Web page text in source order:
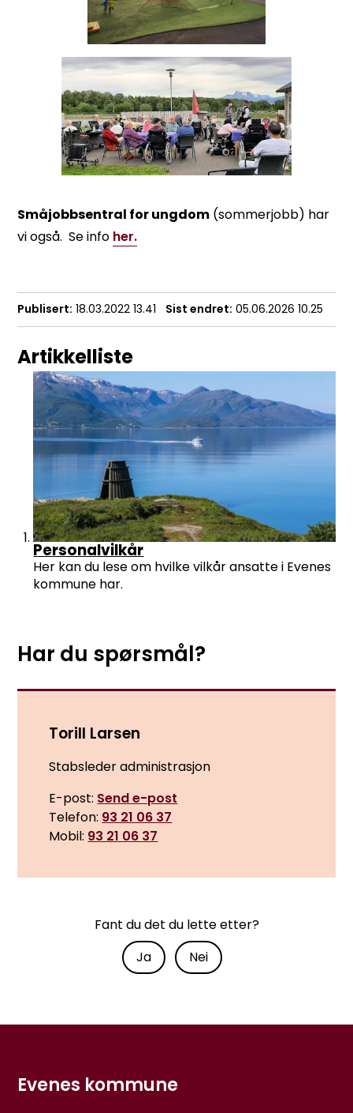
Småjobbsentral for ungdom (sommerjobb) har
vi også. Se info her.
Publisert 18.03.2022 13.41 Sist endret 05.06.2026 10.25
Artikkelliste
Personalvilkår
Her kan du lese om hvilke vilkår ansatte i Evenes
kommune har.
Har du spørsmål?
Torill Larsen
Stabsleder administrasjon
E-post Send e-post
Telefon 93 21 06 37
Mobil 93 21 06 37
Fant du det du lette etter?
Ja
Nei
Evenes kommune